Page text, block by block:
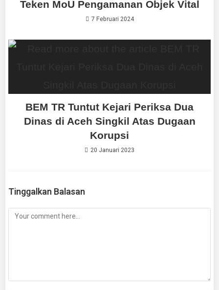
Teken MoU Pengamanan Objek Vital
7 Februari 2024
BEM TR Tuntut Kejari Periksa Dua
Dinas di Aceh Singkil Atas Dugaan
Korupsi
20 Januari 2023
Tinggalkan Balasan